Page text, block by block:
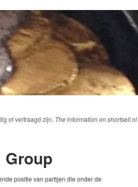
of vertraagd zijn. The information on
positie van partijen die onder de